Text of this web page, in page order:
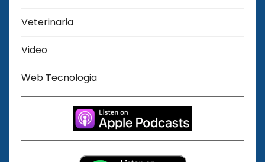
Veterinaria
Video
Web Tecnologia